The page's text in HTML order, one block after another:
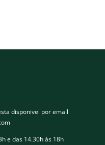
disponivel por email
e das 14.30h às 18h